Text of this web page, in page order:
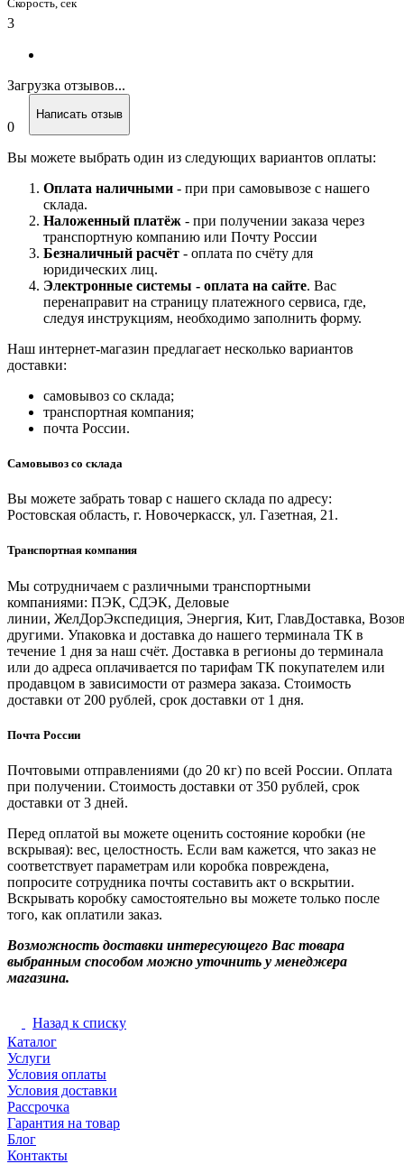
Скорость, сек
3
Загрузка отзывов...
0
Написать отзыв
Вы можете выбрать один из следующих вариантов оплаты:
Оплата наличными - при при самовывозе с нашего
склада.
Наложенный платёж - при получении заказа через
транспортную компанию или Почту России
Безналичный расчёт - оплата по счёту для
юридических лиц.
Электронные системы - оплата на сайте. Вас
перенаправит на страницу платежного сервиса, где,
следуя инструкциям, необходимо заполнить форму.
Наш интернет-магазин предлагает несколько вариантов
доставки:
самовывоз со склада;
транспортная компания;
почта России.
Самовывоз со склада
Вы можете забрать товар с нашего склада по адресу:
Ростовская область, г. Новочеркасск, ул. Газетная, 21.
Транспортная компания
Мы сотрудничаем с различными транспортными
компаниями: ПЭК, СДЭК, Деловые
линии, ЖелДорЭкспедиция, Энергия, Кит, ГлавДоставка,
другими. Упаковка и доставка до нашего терминала ТК в
течение 1 дня за наш счёт. Доставка в регионы до терминала
или до адреса оплачивается по тарифам ТК покупателем или
продавцом в зависимости от размера заказа. Стоимость
доставки от 200 рублей, срок доставки от 1 дня.
Почта России
Почтовыми отправлениями (до 20 кг) по всей России. Оплата
при получении. Стоимость доставки от 350 рублей, срок
доставки от 3 дней.
Перед оплатой вы можете оценить состояние коробки (не
вскрывая): вес, целостность. Если вам кажется, что заказ не
соответствует параметрам или коробка повреждена,
попросите сотрудника почты составить акт о вскрытии.
Вскрывать коробку самостоятельно вы можете только после
того, как оплатили заказ.
Возможность доставки интересующего Вас товара
выбранным способом можно уточнить у менеджера
магазина.
Назад к списку
Каталог
Услуги
Условия оплаты
Условия доставки
Рассрочка
Гарантия на товар
Блог
Контакты